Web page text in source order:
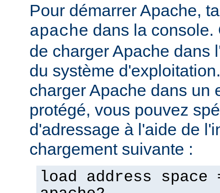
Pour démarrer Apache,
apache dans la console.
de charger Apache dans
du système
charger Apache dans un
protégé, vous pouvez
d'adressage à l'aide de
chargement suivante :
load address space